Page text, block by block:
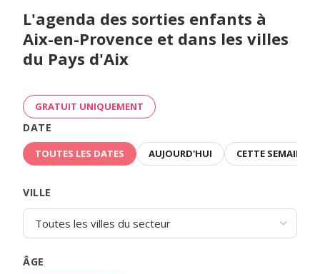
L'agenda des sorties enfants à
Aix-en-Provence et dans les villes
du Pays d'Aix
GRATUIT UNIQUEMENT
DATE
TOUTES LES DATES AUJOURD'HUI CETTE SEMAINE
VILLE
ÂGE